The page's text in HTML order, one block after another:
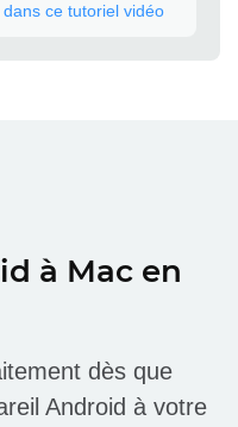
ce tutoriel vidéo
à Mac en
dès que
Android à votre